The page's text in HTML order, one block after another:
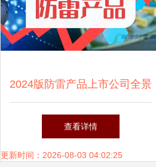
2024版防雷产品上市公司全景
解析 8月29日网络文化经营视
角下的产业脉络
查看详情
更新时间：2026-08-03 04:02:25